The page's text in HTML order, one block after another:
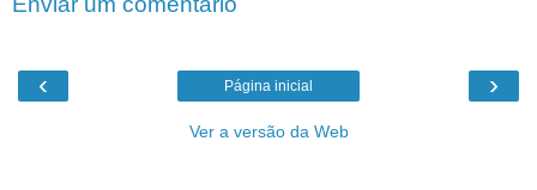
‹ ›
Página inicial
Ver a versão da Web